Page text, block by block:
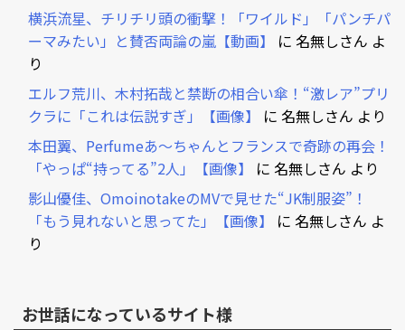
横浜流星、チリチリ頭の衝撃！「ワイルド」「パンチパ
ーマみたい」と賛否両論の嵐【動画】
に 名無しさん よ
り
エルフ荒川、木村拓哉と禁断の相合い傘！“激レア”プリ
クラに「これは伝説すぎ」【画像】
に 名無しさん より
本田翼、Perfumeあ～ちゃんとフランスで奇跡の再会！
「やっぱ“持ってる”2人」【画像】
に 名無しさん より
影山優佳、OmoinotakeのMVで見せた“JK制服姿”！
「もう見れないと思ってた」【画像】
に 名無しさん よ
り
お世話になっているサイト様